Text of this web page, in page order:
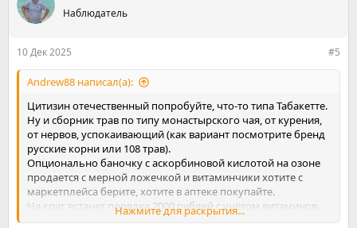
ц
и
Наблюдатель
10 Дек 2025 #5
Andrew88 написал(а):
Цитизин отечественный попробуйте, что-то типа Табакетте.
Ну и сборник трав по типу монастырского чая, от курения,
от нервов, успокаивающий (как вариант посмотрите бренд
русские корни или 108 трав).
Опционально баночку с аскорбиновой кислотой на озоне
продается с мерной ложечкой и витаминчики хотите с
маркетплейса берите, хотите в аптеке покупайте.
На круг встанет порядка 2000 рублей с учётом витаминов,
если без них (то можно и в 1000 уложиться).
Нажмите для раскрытия...